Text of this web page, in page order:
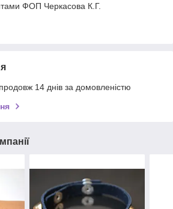
ФОП Черкасова К.Г.
14 днів за домовленістю